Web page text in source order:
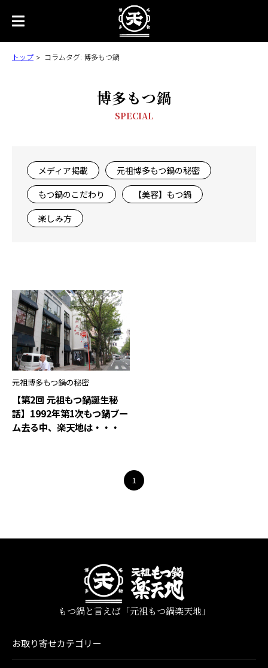
トップ コラムタグ: 博多もつ鍋
博多もつ鍋
SPECIAL
メディア掲載
元祖博多もつ鍋の秘密
もつ鍋のこだわり
【美容】もつ鍋
楽しみ方
元祖博多もつ鍋の秘密
【第2回 元祖もつ鍋誕生秘
話】1992年第1次もつ鍋ブー
ム去る中、楽天地は・・・
1
もつ鍋と言えば「元祖もつ鍋楽天地」
お取り寄せカテゴリー